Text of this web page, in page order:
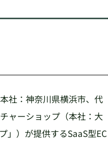
社：神奈川県横浜市、代
ャーショップ（本社：大
」）が提供するSaaS型EC